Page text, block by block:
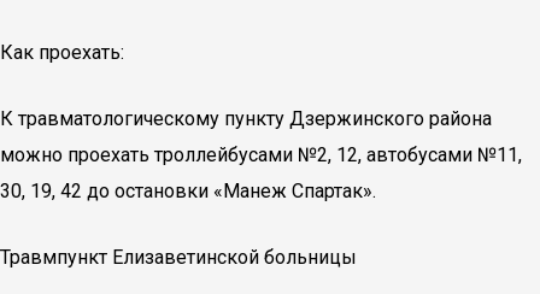
Как проехать:
К травматологическому пункту Дзержинского района
можно проехать троллейбусами №2, 12, автобусами №11,
30, 19, 42 до остановки «Манеж Спартак».
Травмпункт Елизаветинской больницы